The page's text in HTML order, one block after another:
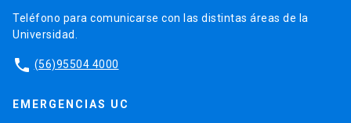
Teléfono para comunicarse con las distintas áreas de la
Universidad.
phone (56)95504 4000
EMERGENCIAS UC